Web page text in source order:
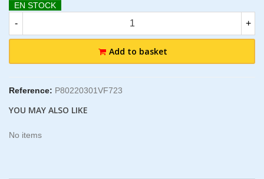
EN STOCK
- +
Add to basket
Reference: P80220301VF723
YOU MAY ALSO LIKE
No items